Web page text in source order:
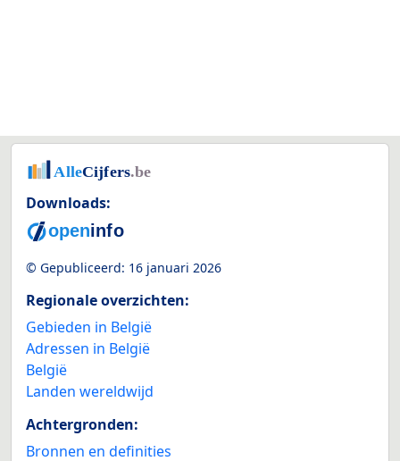
Downloads:
© Gepubliceerd: 16 januari 2026
Regionale overzichten:
Gebieden in België
Adressen in België
België
Landen wereldwijd
Achtergronden:
Bronnen en definities